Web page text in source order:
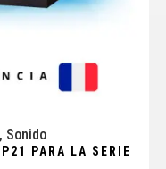
, Sonido
PARA LA SERIE